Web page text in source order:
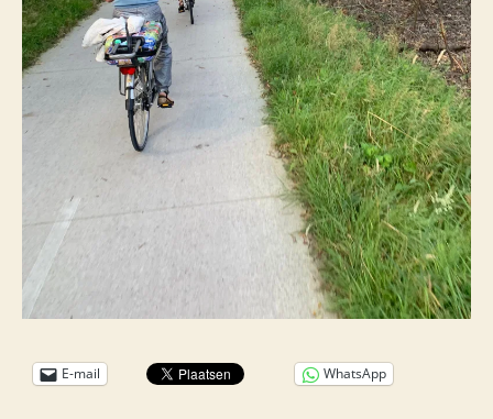
E-mail WhatsApp